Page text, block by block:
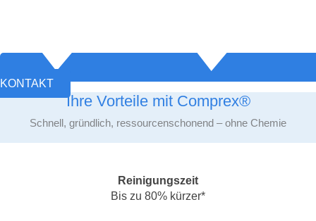
KONTAKT
Ihre Vorteile mit Comprex®
Schnell, gründlich, ressourcenschonend – ohne Chemie
Reinigungszeit
Bis zu 80% kürzer*